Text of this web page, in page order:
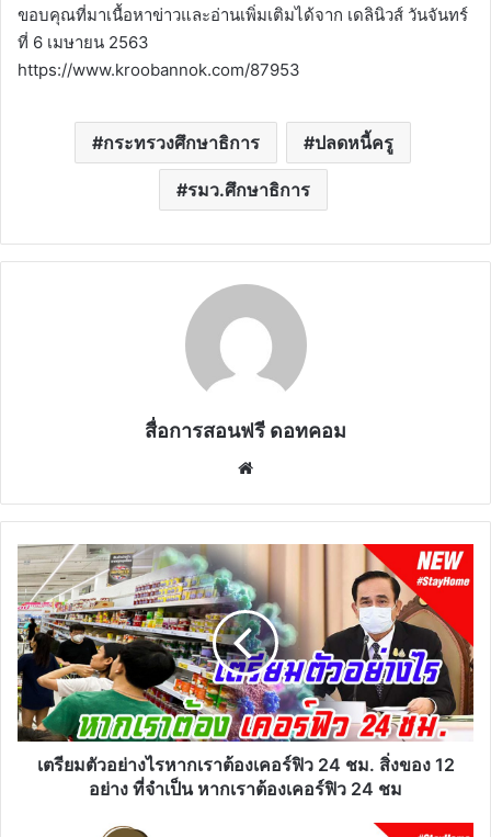
ขอบคุณที่มาเนื้อหาข่าวและอ่านเพิ่มเติมได้จาก เดลินิวส์ วันจันทร์
ที่ 6 เมษายน 2563
https://www.kroobannok.com/87953
กระทรวงศึกษาธิการ ปลดหนี้ครู
รมว.ศึกษาธิการ
สื่อการสอนฟรี ดอทคอม
เตรียม
ตัวอย่าง
ไร
หาก
เรา
ต้อง
เคอร์ฟิว
24
ชม.
สิ่งของ
เตรียมตัวอย่างไรหากเราต้องเคอร์ฟิว 24 ชม. สิ่งของ 12
อย่าง ที่จำเป็น หากเราต้องเคอร์ฟิว 24 ชม